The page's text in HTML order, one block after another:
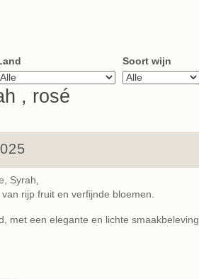
Soort wijn
, rosé
Syrah,
rijp fruit en verfijnde bloemen.
met een elegante en lichte smaakbeleving